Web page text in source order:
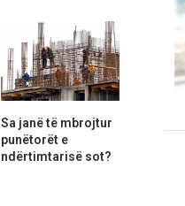
Sa janë të mbrojtur
punëtorët e
ndërtimtarisë sot?